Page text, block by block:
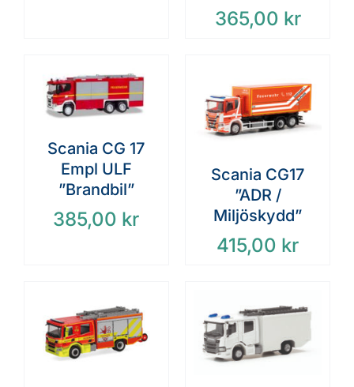
365,00 kr
Scania CG 17
Empl ULF
”Brandbil”
385,00 kr
Scania CG17
”ADR /
Miljöskydd”
415,00 kr